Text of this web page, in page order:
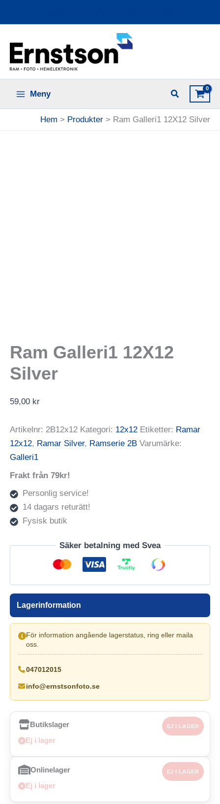
Meny
Hem Produkter Ram Galleri1 12X12 Silver
Ram Galleri1 12X12
Silver
59,00 kr
Artikelnr: 2B12x12 Kategori: 12x12 Etiketter: Ramar
12x12, Ramar Silver, Ramserie 2B Varumärke:
Galleri1
Frakt från 79kr!
Personlig service!
14 dagars returätt!
Fysisk butik
Säker betalning med Svea
Lagerinformation
För information angående lagerstatus, ring eller maila
oss.
047012015
info@ernstsonfoto.se
Butikslager EJ I LAGER
Ej i lager
Onlinelager EJ I LAGER
Ej i lager